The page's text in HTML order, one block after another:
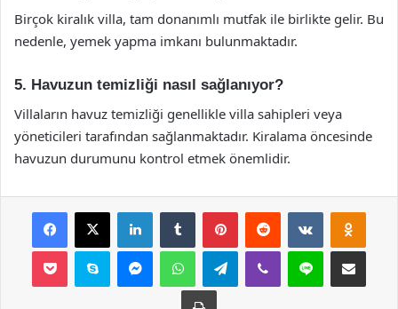
Birçok kiralık villa, tam donanımlı mutfak ile birlikte gelir. Bu
nedenle, yemek yapma imkanı bulunmaktadır.
5. Havuzun temizliği nasıl sağlanıyor?
Villaların havuz temizliği genellikle villa sahipleri veya
yöneticileri tarafından sağlanmaktadır. Kiralama öncesinde
havuzun durumunu kontrol etmek önemlidir.
Facebook
X LinkedInTumblr PinterestReddit VKontakte
Pocket Skype MessengerWhatsAppTelegramViber Line E-Posta ile
Yazdır